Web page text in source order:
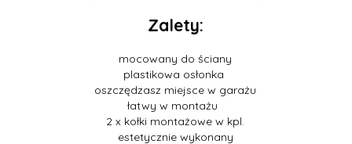
Zalety:
mocowany do ściany
plastikowa osłonka
oszczędzasz miejsce w garażu
łatwy w montażu
2 x kołki montażowe w kpl.
estetycznie wykonany